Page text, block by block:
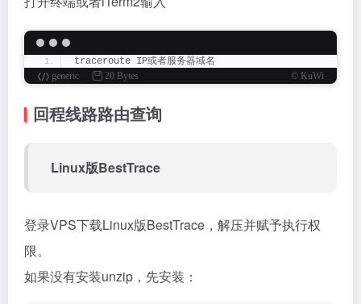
traceroute IP或者服务器域名
generic
20 Bytes © KuWi
回程线路路由查询
Linux版BestTrace
登录VPS下载Linux版BestTrace，解压并赋予执行权
限。
如果没有安装unzip，先安装：